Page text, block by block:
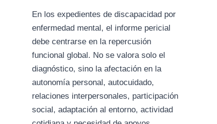
En los expedientes de discapacidad por
enfermedad mental, el informe pericial
debe centrarse en la repercusión
funcional global. No se valora solo el
diagnóstico, sino la afectación en la
autonomía personal, autocuidado,
relaciones interpersonales, participación
social, adaptación al entorno, actividad